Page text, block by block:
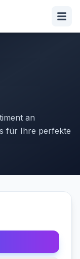
an
für Ihre perfekte